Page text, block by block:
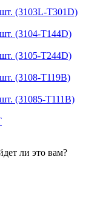
(3103L-Т301D)
(3104-Т144D)
(3105-Т244D)
(3108-Т119B)
(31085-Т111B)
ли это вам?